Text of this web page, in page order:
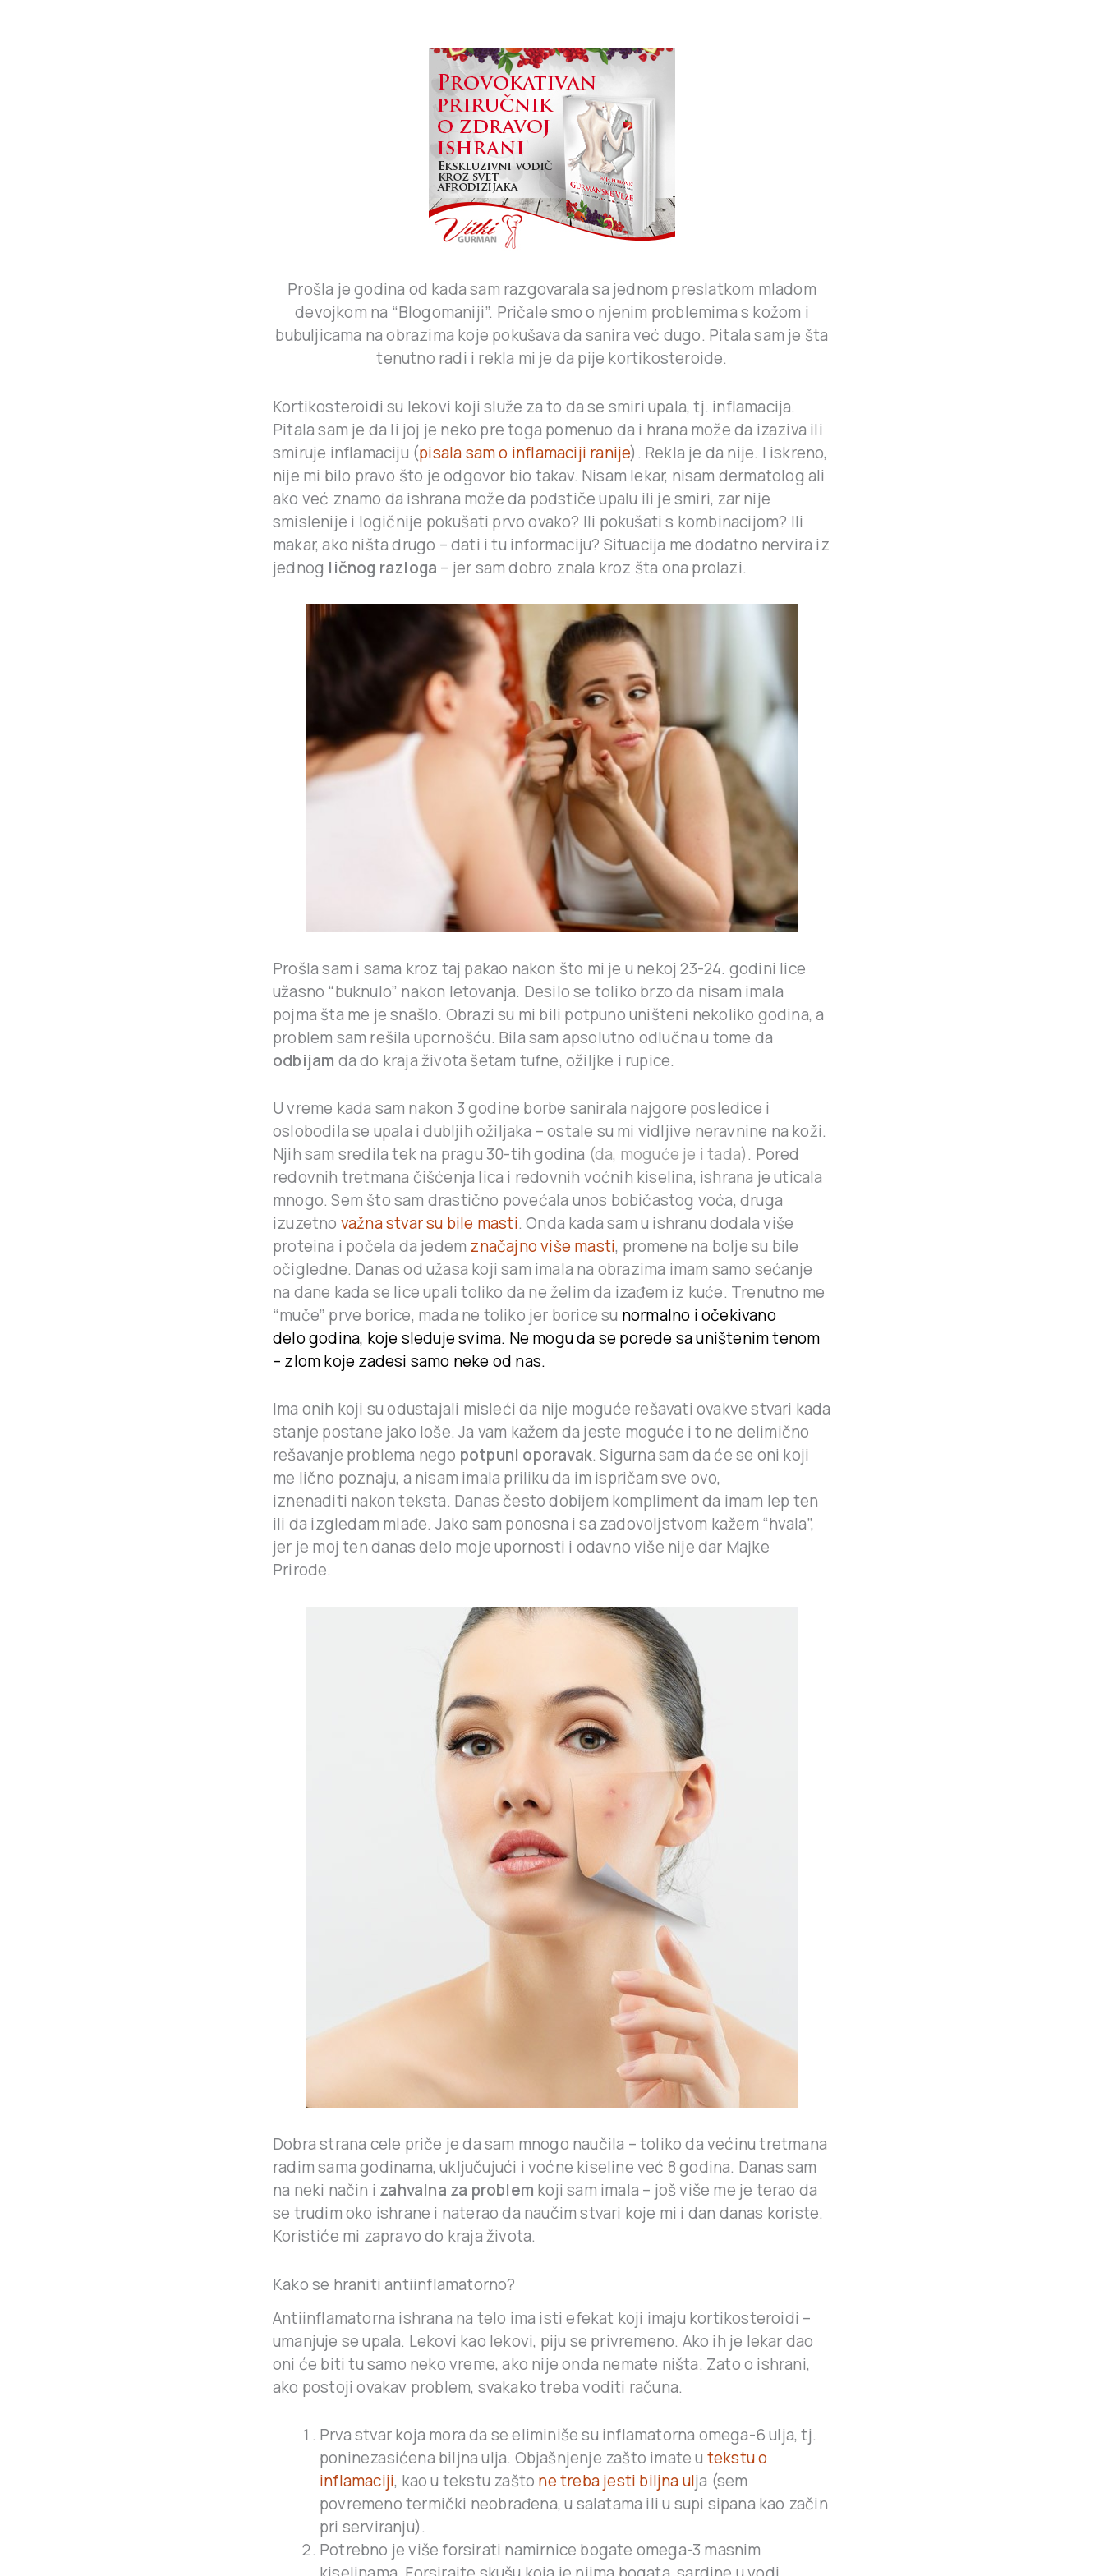
Prošla je godina od kada sam razgovarala sa jednom preslatkom mladom
devojkom na “Blogomaniji”. Pričale smo o njenim problemima s kožom i
bubuljicama na obrazima koje pokušava da sanira već dugo. Pitala sam je šta
tenutno radi i rekla mi je da pije kortikosteroide.
Kortikosteroidi su lekovi koji služe za to da se smiri upala, tj. inflamacija.
Pitala sam je da li joj je neko pre toga pomenuo da i hrana može da izaziva ili
smiruje inflamaciju (pisala sam o inflamaciji ranije). Rekla je da nije. I iskreno,
nije mi bilo pravo što je odgovor bio takav. Nisam lekar, nisam dermatolog ali
ako već znamo da ishrana može da podstiče upalu ili je smiri, zar nije
smislenije i logičnije pokušati prvo ovako? Ili pokušati s kombinacijom? Ili
makar, ako ništa drugo – dati i tu informaciju? Situacija me dodatno nervira iz
jednog ličnog razloga – jer sam dobro znala kroz šta ona prolazi.
Prošla sam i sama kroz taj pakao nakon što mi je u nekoj 23-24. godini lice
užasno “buknulo” nakon letovanja. Desilo se toliko brzo da nisam imala
pojma šta me je snašlo. Obrazi su mi bili potpuno uništeni nekoliko godina, a
problem sam rešila upornošću. Bila sam apsolutno odlučna u tome da
odbijam da do kraja života šetam tufne, ožiljke i rupice.
U vreme kada sam nakon 3 godine borbe sanirala najgore posledice i
oslobodila se upala i dubljih ožiljaka – ostale su mi vidljive neravnine na koži.
Njih sam sredila tek na pragu 30-tih godina (da, moguće je i tada). Pored
redovnih tretmana čišćenja lica i redovnih voćnih kiselina, ishrana je uticala
mnogo. Sem što sam drastično povećala unos bobičastog voća, druga
izuzetno važna stvar su bile masti. Onda kada sam u ishranu dodala više
proteina i počela da jedem značajno više masti, promene na bolje su bile
očigledne. Danas od užasa koji sam imala na obrazima imam samo sećanje
na dane kada se lice upali toliko da ne želim da izađem iz kuće. Trenutno me
“muče” prve borice, mada ne toliko jer borice su normalno i očekivano
delo godina, koje sleduje svima. Ne mogu da se porede sa uništenim tenom
– zlom koje zadesi samo neke od nas.
Ima onih koji su odustajali misleći da nije moguće rešavati ovakve stvari kada
stanje postane jako loše. Ja vam kažem da jeste moguće i to ne delimično
rešavanje problema nego potpuni oporavak. Sigurna sam da će se oni koji
me lično poznaju, a nisam imala priliku da im ispričam sve ovo,
iznenaditi nakon teksta. Danas često dobijem kompliment da imam lep ten
ili da izgledam mlađe. Jako sam ponosna i sa zadovoljstvom kažem “hvala”,
jer je moj ten danas delo moje upornosti i odavno više nije dar Majke
Prirode.
Dobra strana cele priče je da sam mnogo naučila – toliko da većinu tretmana
radim sama godinama, uključujući i voćne kiseline već 8 godina. Danas sam
na neki način i zahvalna za problem koji sam imala – još više me je terao da
se trudim oko ishrane i naterao da naučim stvari koje mi i dan danas koriste.
Koristiće mi zapravo do kraja života.
Kako se hraniti antiinflamatorno?
Antiinflamatorna ishrana na telo ima isti efekat koji imaju kortikosteroidi –
umanjuje se upala. Lekovi kao lekovi, piju se privremeno. Ako ih je lekar dao
oni će biti tu samo neko vreme, ako nije onda nemate ništa. Zato o ishrani,
ako postoji ovakav problem, svakako treba voditi računa.
Prva stvar koja mora da se eliminiše su inflamatorna omega-6 ulja, tj.
poninezasićena biljna ulja. Objašnjenje zašto imate u tekstu o
inflamaciji, kao u tekstu zašto ne treba jesti biljna ulja (sem
povremeno termički neobrađena, u salatama ili u supi sipana kao začin
pri serviranju).
Potrebno je više forsirati namirnice bogate omega-3 masnim